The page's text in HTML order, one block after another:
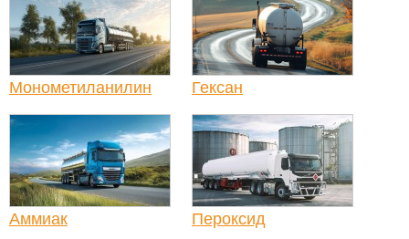
Монометиланилин Гексан
Аммиак Пероксид